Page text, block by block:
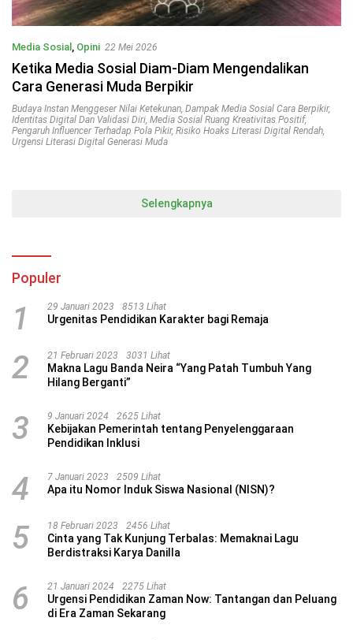
Media Sosial , Opini 22 Mei 2026
Ketika Media Sosial Diam-Diam Mengendalikan
Cara Generasi Muda Berpikir
Budaya Instan Menggeser Nilai Ketekunan, Dampak Media Sosial Cara Berpikir,
Identitas Digital Dan Validasi Diri, Media Sosial Ruang Kreativitas Positif,
Pengaruh Influencer Terhadap Pola Pikir, Risiko Hoaks Literasi Digital Rendah,
Urgensi Literasi Digital Generasi Muda
Selengkapnya
Populer
1 29 Januari 2023 8513 Lihat
Urgenitas Pendidikan Karakter bagi Remaja
2 21 Februari 2023 3031 Lihat
Makna Lagu Banda Neira “Yang Patah Tumbuh Yang
Hilang Berganti”
3 9 Januari 2024 2625 Lihat
Kebijakan Pemerintah tentang Penyelenggaraan
Pendidikan Inklusi
4 7 Januari 2023 2509 Lihat
Apa itu Nomor Induk Siswa Nasional (NISN)?
5 18 Februari 2023 2456 Lihat
Cinta yang Tak Kunjung Terbalas: Memaknai Lagu
Berdistraksi Karya Danilla
6 21 Januari 2024 2275 Lihat
Urgensi Pendidikan Zaman Now: Tantangan dan Peluang
di Era Zaman Sekarang